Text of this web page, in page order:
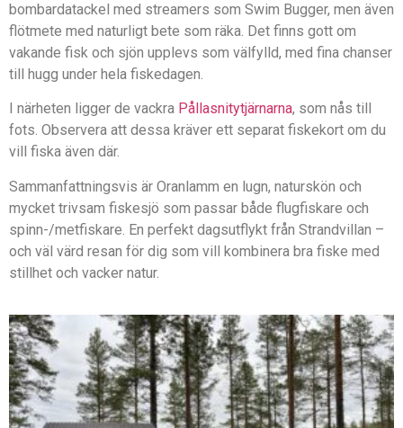
bombardatackel med streamers som Swim Bugger, men även
flötmete med naturligt bete som räka. Det finns gott om
vakande fisk och sjön upplevs som välfylld, med fina chanser
till hugg under hela fiskedagen.
I närheten ligger de vackra Pållasnitytjärnarna, som nås till
fots. Observera att dessa kräver ett separat fiskekort om du
vill fiska även där.
Sammanfattningsvis är Oranlamm en lugn, naturskön och
mycket trivsam fiskesjö som passar både flugfiskare och
spinn-/metfiskare. En perfekt dagsutflykt från Strandvillan –
och väl värd resan för dig som vill kombinera bra fiske med
stillhet och vacker natur.